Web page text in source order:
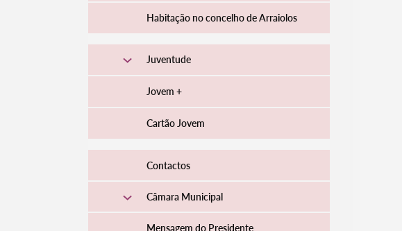
Habitação no concelho de Arraiolos
Juventude
Jovem +
Cartão Jovem
Contactos
Câmara Municipal
Mensagem do Presidente